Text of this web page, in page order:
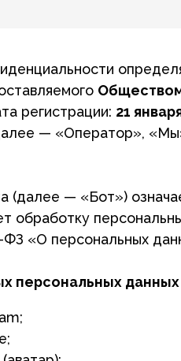
21 января 2003 г.
— «Оператор», «Мы»).
персональных
персональных данных».
данных
в анкете (род
API (время обращений,